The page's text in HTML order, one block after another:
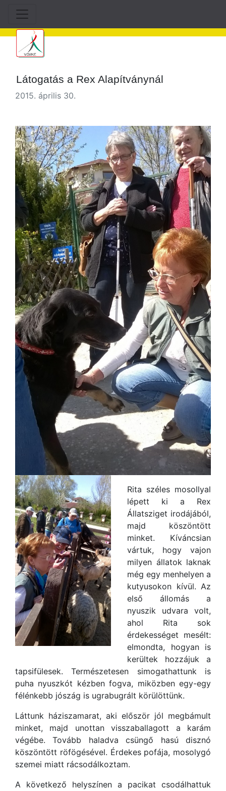
Látogatás a Rex Alapítványnál
2015. április 30.
Rita széles mosollyal
lépett ki a Rex
Állatsziget irodájából,
majd köszöntött
minket. Kíváncsian
vártuk, hogy vajon
milyen állatok laknak
még egy menhelyen a
kutyusokon kívül. Az
első állomás a
nyuszik udvara volt,
ahol Rita sok
érdekességet mesélt:
elmondta, hogyan is
kerültek hozzájuk a
tapsifülesek. Természetesen simogathattunk is
puha nyuszkót kézben fogva, miközben egy-egy
félénkebb jószág is ugrabugrált körülöttünk.
Láttunk háziszamarat, aki először jól megbámult
minket, majd unottan visszaballagott a karám
végébe. Tovább haladva csüngő hasú disznó
köszöntött röfögésével. Érdekes pofája, mosolygó
szemei miatt rácsodálkoztam.
A következő helyszínen a pacikat csodálhattuk